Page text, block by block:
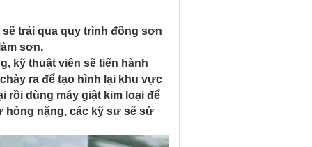
trải qua quy trình đồng sơn
sơn.
kỹ thuật viên sẽ tiến hành
ra để tạo hình lại khu vực
rồi dùng máy giật kim loại để
hỏng nặng, các kỹ sư sẽ sử